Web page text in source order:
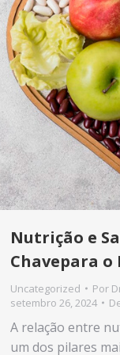
Nutrição e
Chavepara o
Uncategorized Por
setembro 26, 2024
A relação entre
um dos pilares